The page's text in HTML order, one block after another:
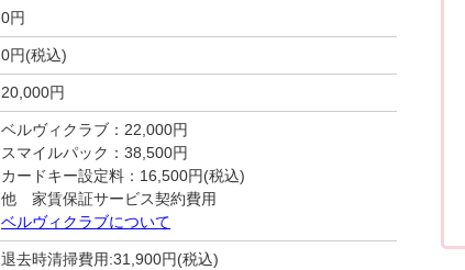
0円
0円(税込)
20,000円
ベルヴィクラブ：22,000円
スマイルパック：38,500円
カードキー設定料：16,500円(税込)
他 家賃保証サービス契約費用
ベルヴィクラブについて
退去時清掃費用:31,900円(税込)